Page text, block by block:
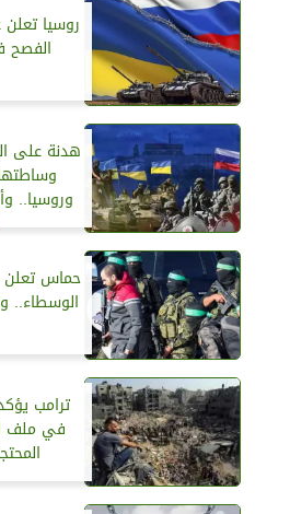
روسيا
الفصح
هدنة على
وروسيا..
حماس تعلن
الوسطاء..
ترامب
في ملف